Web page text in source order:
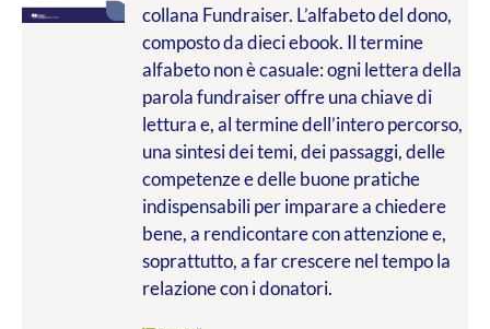
collana Fundraiser. L’alfabeto del dono,
composto da dieci ebook. Il termine
alfabeto non è casuale: ogni lettera della
parola fundraiser offre una chiave di
lettura e, al termine dell’intero percorso,
una sintesi dei temi, dei passaggi, delle
competenze e delle buone pratiche
indispensabili per imparare a chiedere
bene, a rendicontare con attenzione e,
soprattutto, a far crescere nel tempo la
relazione con i donatori.